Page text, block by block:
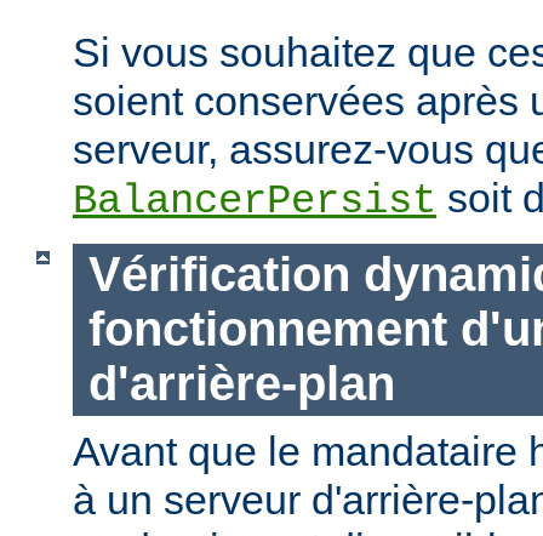
Si vous souhaitez que
soient conservées après
serveur, assurez-vous
BalancerPersist soit
Vérification
fonctionnement
d'arrière-plan
Avant que le mandataire
à un serveur d'arrière-